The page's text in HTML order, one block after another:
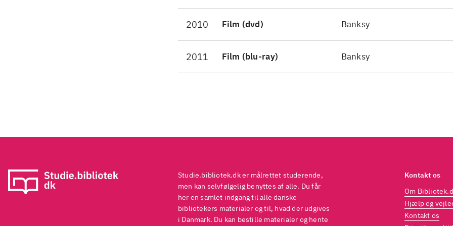
troskyldigt menneske tegner sig. Men er det kunst,
Guerilla art, 2009 følger en række graffitikunstnere
Banksy.
Oscar-nomineret dokumentar om to meget forskellige
2010 Film (dvd) Banksy
2011 Film (blu-ray) Banksy
Studie.bibliotek.dk er målrettet studerende,
men kan selvfølgelig benyttes af alle. Du får
her en samlet indgang til alle danske
bibliotekers materialer og til, hvad der udgives
i Danmark. Du kan bestille materialer og hente
Kontakt os
Om
Hjælp og
Kontakt os